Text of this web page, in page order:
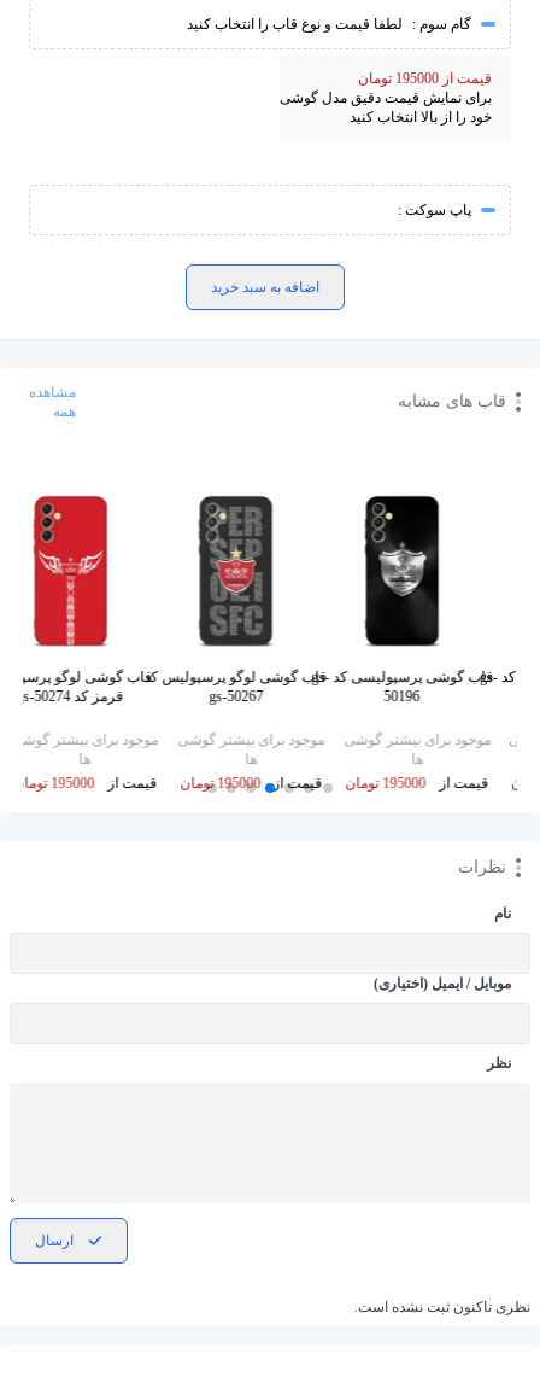
گام سوم : لطفا قیمت و نوع قاب را انتخاب کنید
قیمت از 195000 تومان
برای نمایش قیمت دقیق مدل گوشی
خود را از بالا انتخاب کنید
پاپ سوکت :
اضافه به سبد خرید
قاب های مشابه
مشاهده
همه
قاب گوشی پرسپولیس کد gs-
قاب گوشی پرسپولیسی کد gs-
50196
موجود برای بیشتر گوشی
ها
قیمت از
195000 تومان
قاب گوشی لوگو پرسپولیس کد
gs-50267
موجود برای بیشتر گوشی
ها
قیمت از
195000 تومان
قاب گوشی لوگو
قرمز کد gs-50274
موجود برای بیشتر گوشی
ها
قیمت از
195000 تومان
نظرات
نام
موبایل / ایمیل (اختیاری)
نظر
ارسال
نظری تاکنون ثبت نشده است.